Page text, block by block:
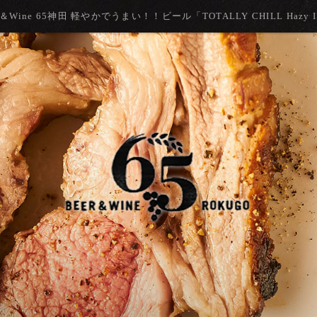
Wine 65神田 軽やかでうまい！！ビール「TOTALLY CHILL Hazy